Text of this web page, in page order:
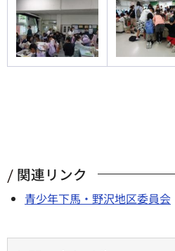
関連リンク
青少年下馬・野沢地区委員会